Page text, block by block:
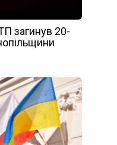
загинув 20-